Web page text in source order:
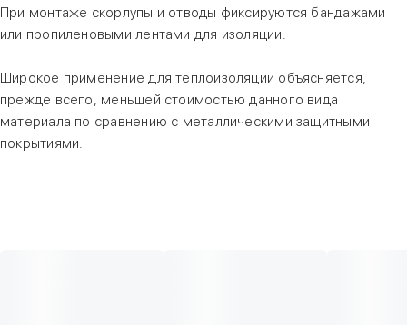
При монтаже скорлупы и отводы фиксируются бандажами
или пропиленовыми лентами для изоляции.
Широкое применение для теплоизоляции объясняется,
прежде всего, меньшей стоимостью данного вида
материала по сравнению с металлическими защитными
покрытиями.